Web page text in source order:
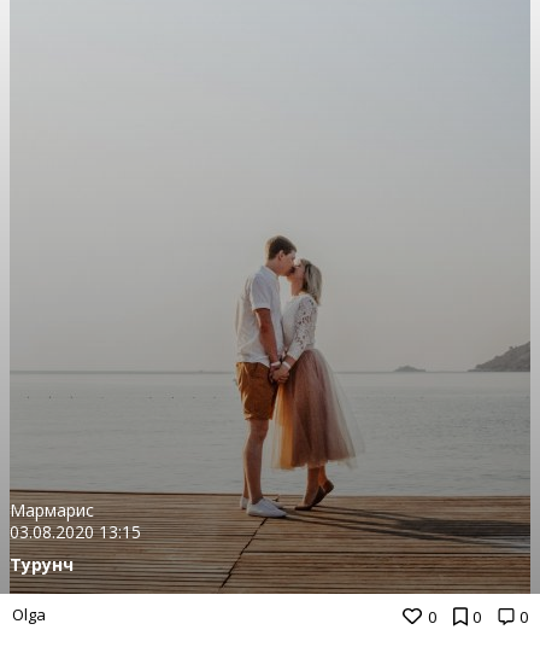
0 0 0
Мармарис
03.08.2020 13:15
Турунч
Olga